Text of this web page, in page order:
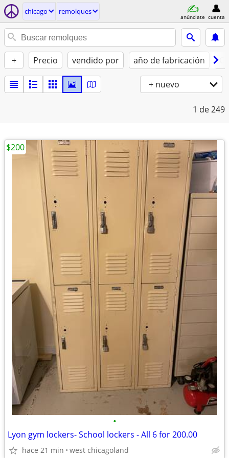
chicago remolques
anúnciate cuenta
+ Precio vendido por año de fabricación
+ nuevo
1 de 249
•
Lyon gym lockers- School lockers - All 6 for 200.00
hace 21 min west chicagoland
$200